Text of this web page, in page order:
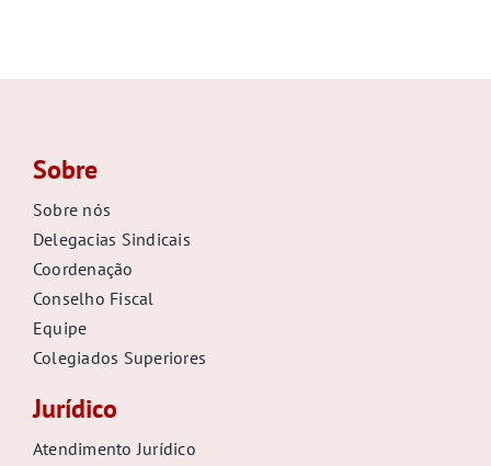
Sobre
Sobre nós
Delegacias Sindicais
Coordenação
Conselho Fiscal
Equipe
Colegiados Superiores
Jurídico
Atendimento Jurídico